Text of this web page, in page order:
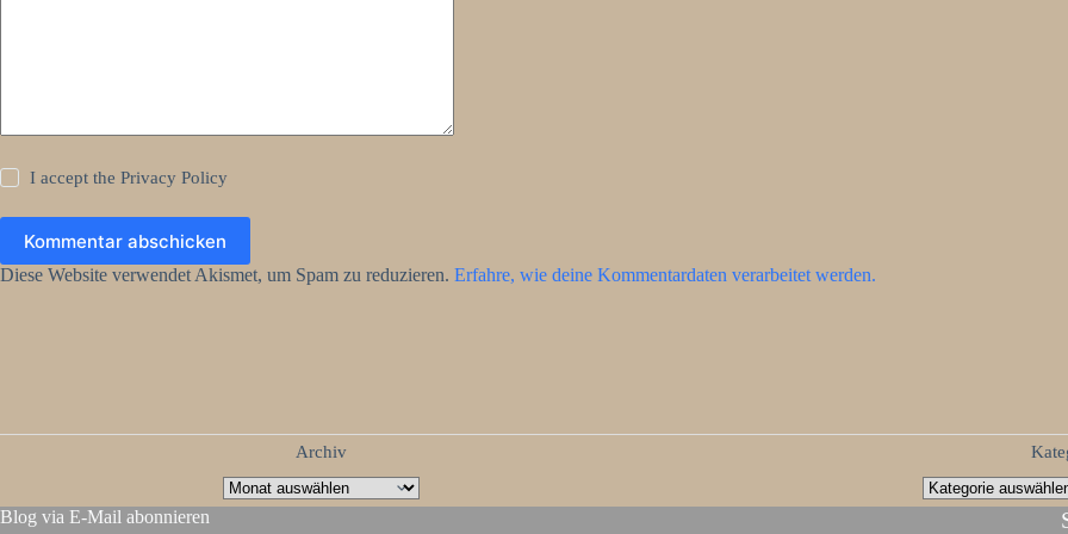
I accept thePrivacy Policy
Kommentar abschicken
Diese Website verwendet Akismet, um Spam zu reduzieren. Erfahre, wie deine Kommentardaten verarbeitet werden.
Archiv
Blog via E-Mail abonnieren